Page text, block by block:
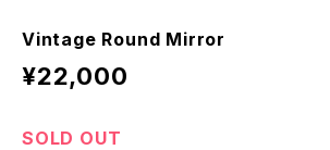
Vintage Round Mirror
¥22,000
SOLD OUT